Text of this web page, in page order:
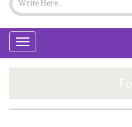
Toggle
navigation